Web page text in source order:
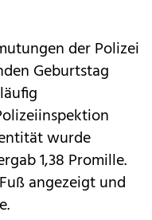
der Polizei
Geburtstag
wurde
1,38 Promille.
angezeigt und